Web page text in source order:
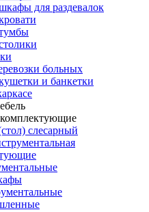
для раздевалок
больных
и банкетки
слесарный